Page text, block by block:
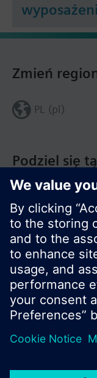
Podziel się
Zmień
PL (pl)
© Siemens
Zakres